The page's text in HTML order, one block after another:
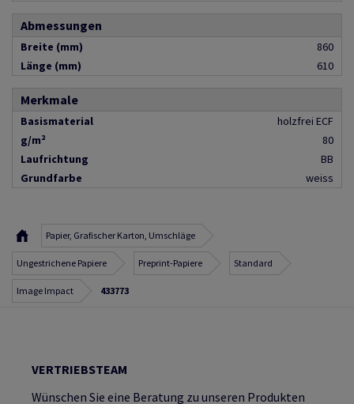
Abmessungen
Breite (mm)
860
Länge (mm)
610
Merkmale
Basismaterial
holzfrei ECF
g/m²
80
Laufrichtung
BB
Grundfarbe
weiss
Papier, Grafischer Karton, Umschläge
Ungestrichene Papiere Preprint-Papiere Standard
Image Impact 433773
VERTRIEBSTEAM
Wünschen Sie eine Beratung zu unseren Produkten